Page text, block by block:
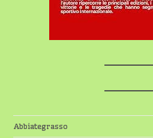
Abbiategrasso